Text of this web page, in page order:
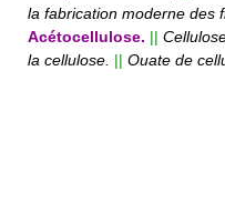
la fabrication moderne des
Acétocellulose. ||
la cellulose. || Ouate de